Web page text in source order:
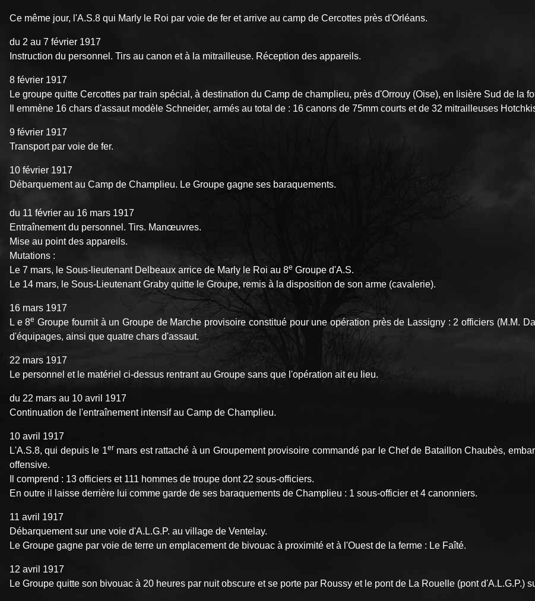
Ce même jour, l'A.S.8 qui Marly le Roi par voie de fer et arrive au camp de Cercottes près d'Orléans.
du 2 au 7 février 1917
Instruction du personnel. Tirs au canon et à la mitrailleuse. Réception des appareils.
8 février 1917
Le groupe quitte Cercottes par train spécial, à destination du Camp de champlieu, près d'Orrouy (Oise), en lisière Sud de la
Il emmène 16 chars d'assaut modèle Schneider, armés au total de : 16 canons de 75mm courts et de 32 mitrailleuses
9 février 1917
Transport par voie de fer.
10 février 1917
Débarquement au Camp de Champlieu. Le Groupe gagne ses baraquements.
du 11 février au 16 mars 1917
Entraînement du personnel. Tirs. Manœuvres.
Mise au point des appareils.
Mutations :
Le 7 mars, le Sous-lieutenant Delbeaux arrice de Marly le Roi au 8e Groupe d'A.S.
Le 14 mars, le Sous-Lieutenant Graby quitte le Groupe, remis à la disposition de son arme (cavalerie).
16 mars 1917
L e 8e Groupe fournit à un Groupe de Marche provisoire constitué pour une opération près de Lassigny : 2 officiers (M.M.
d'équipages, ainsi que quatre chars d'assaut.
22 mars 1917
Le personnel et le matériel ci-dessus rentrant au Groupe sans que l'opération ait eu lieu.
du 22 mars au 10 avril 1917
Continuation de l'entraînement intensif au Camp de Champlieu.
10 avril 1917
L'A.S.8, qui depuis le 1er mars est rattaché à un Groupement provisoire commandé par le Chef de Bataillon Chaubès,
offensive.
Il comprend : 13 officiers et 111 hommes de troupe dont 22 sous-officiers.
En outre il laisse derrière lui comme garde de ses baraquements de Champlieu : 1 sous-officier et 4 canonniers.
11 avril 1917
Débarquement sur une voie d'A.L.G.P. au village de Ventelay.
Le Groupe gagne par voie de terre un emplacement de bivouac à proximité et à l'Ouest de la ferme : Le Faîté.
12 avril 1917
Le Groupe quitte son bivouac à 20 heures par nuit obscure et se porte par Roussy et le pont de La Rouelle (pont d'A.L.G.P.)